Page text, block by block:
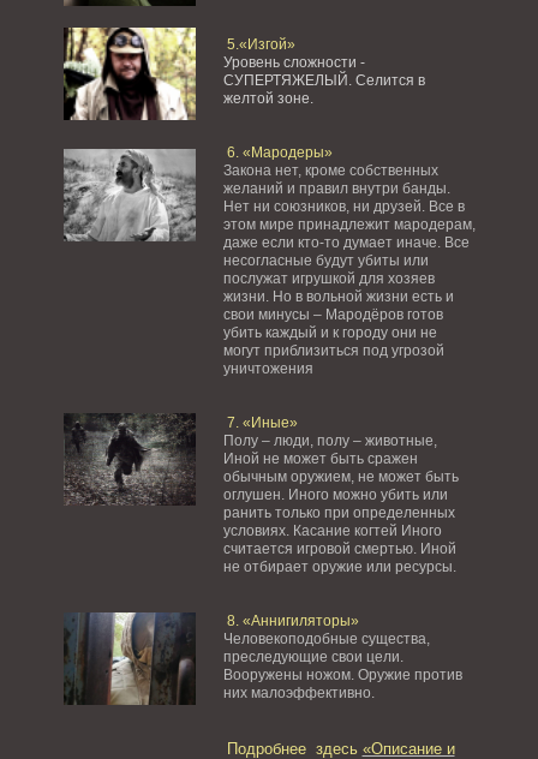
5.«Изгой»
Уровень сложности -
СУПЕРТЯЖЕЛЫЙ. Селится в
желтой зоне.
6. «Мародеры»
Закона нет, кроме собственных
желаний и правил внутри банды.
Нет ни союзников, ни друзей. Все в
этом мире принадлежит мародерам,
даже если кто-то думает иначе. Все
несогласные будут убиты или
послужат игрушкой для хозяев
жизни. Но в вольной жизни есть и
свои минусы – Мародёров готов
убить каждый и к городу они не
могут приблизиться под угрозой
уничтожения
7. «Иные»
Полу – люди, полу – животные,
Иной не может быть сражен
обычным оружием, не может быть
оглушен. Иного можно убить или
ранить только при определенных
условиях. Касание когтей Иного
считается игровой смертью. Иной
не отбирает оружие или ресурсы.
8. «Аннигиляторы»
Человекоподобные существа,
преследующие свои цели.
Вооружены ножом. Оружие против
них малоэффективно.
Подробнее здесь «Описание и